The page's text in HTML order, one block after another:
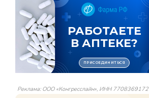
Реклама: ООО «Конгресслайн», ИНН 7708369172